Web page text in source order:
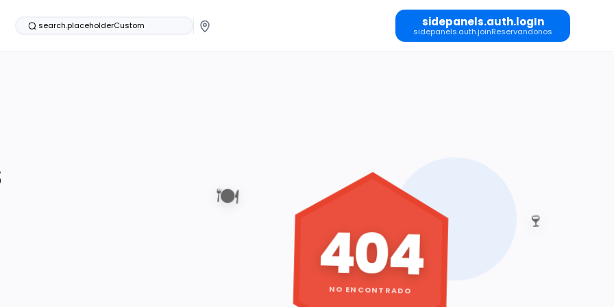
search.placeholderCustom sidepanels.auth.logIn
sidepanels.auth.joinReservandonos
🍽️
🍷
404
NO ENCONTRADO